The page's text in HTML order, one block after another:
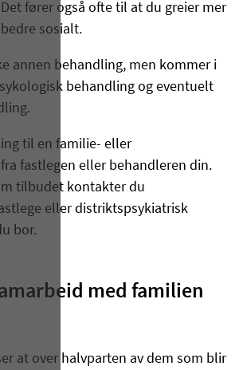
fører også ofte til at du greier mer
sosialt.
annen behandling, men kommer i
behandling og eventuelt
til en familie- eller
fastlegen eller behandleren din.
tilbudet kontakter du
eller distriktspsykiatrisk
bor.
med familien
at over halvparten av dem som blir